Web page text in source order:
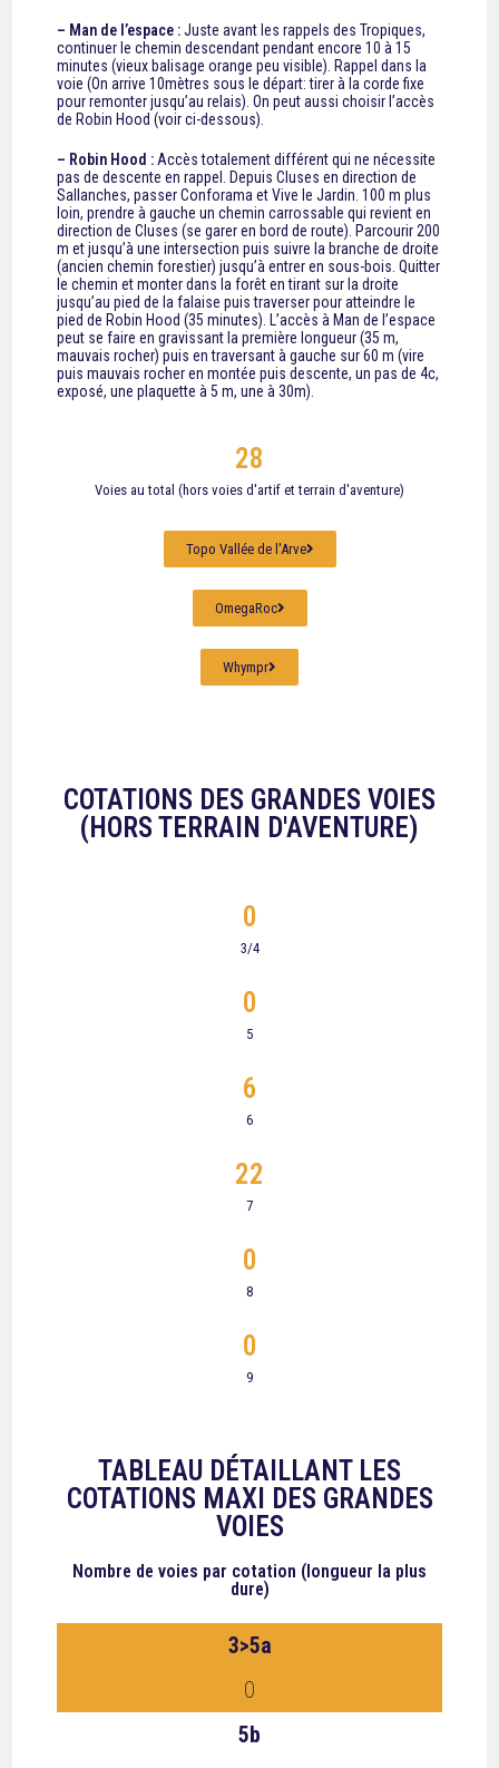
– Man de l’espace :Juste avant les rappels des Tropiques,
continuer le chemin descendant pendant encore 10 à 15
minutes (vieux balisage orange peu visible). Rappel dans la
voie (On arrive 10mètres sous le départ: tirer à la corde fixe
pour remonter jusqu’au relais). On peut aussi choisir l’accès
de Robin Hood (voir ci-dessous).
– Robin Hood : Accès totalement différent qui ne nécessite
pas de descente en rappel. Depuis Cluses en direction de
Sallanches, passer Conforama et Vive le Jardin. 100 m plus
loin, prendre à gauche un chemin carrossable qui revient en
direction de Cluses (se garer en bord de route). Parcourir 200
m et jusqu’à une intersection puis suivre la branche de droite
(ancien chemin forestier) jusqu’à entrer en sous-bois. Quitter
le chemin et monter dans la forêt en tirant sur la droite
jusqu’au pied de la falaise puis traverser pour atteindre le
pied de Robin Hood (35 minutes). L’accès à Man de l’espace
peut se faire en gravissant la première longueur (35 m,
mauvais rocher) puis en traversant à gauche sur 60 m (vire
puis mauvais rocher en montée puis descente, un pas de 4c,
exposé, une plaquette à 5 m, une à 30m).
Voies au total (hors voies d'artif et terrain d'aventure)
28
Topo Vallée de l'Arve
OmegaRoc
Whympr
COTATIONS DES GRANDES VOIES
(HORS TERRAIN D'AVENTURE)
3/4
0
5
0
6
6
7
22
8
0
9
0
TABLEAU DÉTAILLANT LES
COTATIONS MAXI DES GRANDES
VOIES
Nombre de voies par cotation (longueur la plus
dure)
3>5a
0
5b